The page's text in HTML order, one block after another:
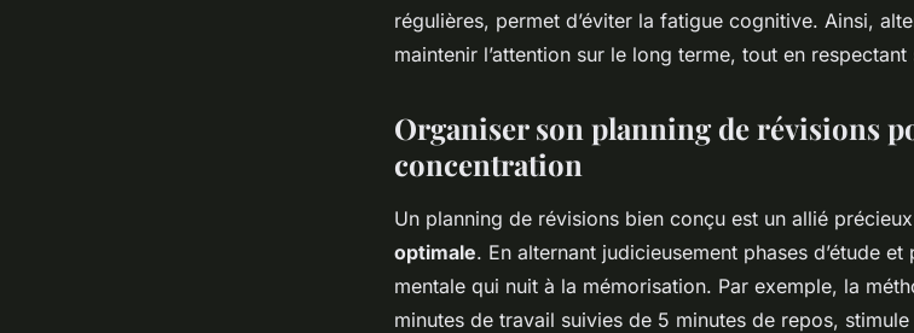
régulières, permet d’éviter la fatigue cognitive. Ainsi,
maintenir l’attention sur le long terme, tout en
Organiser son planning de révisions
concentration
Un planning de révisions bien conçu est un allié
optimale. En alternant judicieusement phases d’étude
mentale qui nuit à la mémorisation. Par exemple, la
minutes de travail suivies de 5 minutes de repos,